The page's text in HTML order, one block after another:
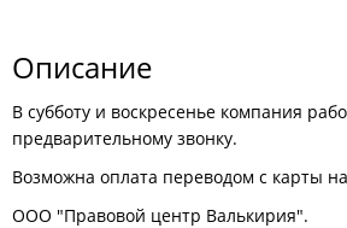
Описание
В субботу и воскресенье компания
предварительному звонку.
Возможна оплата переводом с карты
ООО "Правовой центр Валькирия".